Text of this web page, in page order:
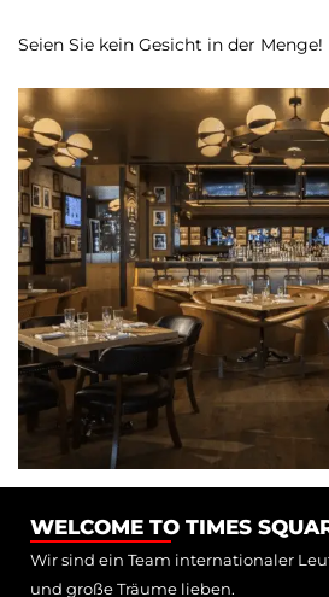
Seien Sie kein Gesicht in der Menge!
WELCOME TO TIMES
Wir sind ein Team internationaler
und große Träume lieben.